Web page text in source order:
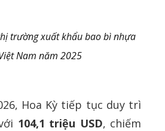
trường xuất khẩu bao bì nhựa
Nam năm 2025
Hoa Kỳ tiếp tục duy trì
104,1 triệu USD, chiếm